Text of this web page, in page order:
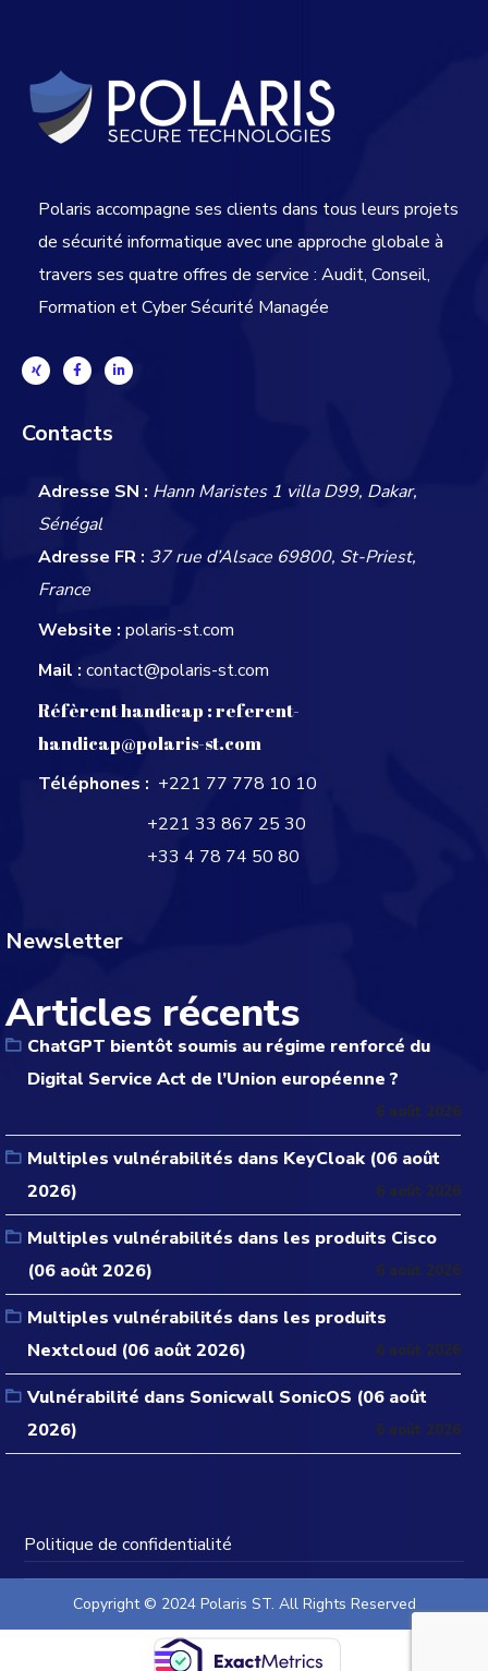
Polaris accompagne ses clients dans tous leurs projets
de sécurité informatique avec une approche globale à
travers ses quatre offres de service : Audit, Conseil,
Formation et Cyber Sécurité Managée
Contacts
Adresse SN : Hann Maristes 1 villa D99, Dakar,
Sénégal
Adresse FR : 37 rue d’Alsace 69800, St-Priest,
France
Website : polaris-st.com
Mail : contact@polaris-st.com
Réfèrent handicap :referent-
handicap@polaris-st.com
Téléphones : +221 77 778 10 10
+221 33 867 25 30
+33 4 78 74 50 80
Newsletter
Articles récents
ChatGPT bientôt soumis au régime renforcé du
Digital Service Act de l’Union européenne ?
6 août 2026
Multiples vulnérabilités dans KeyCloak (06 août
2026)
6 août 2026
Multiples vulnérabilités dans les produits Cisco
(06 août 2026)
6 août 2026
Multiples vulnérabilités dans les produits
Nextcloud (06 août 2026)
6 août 2026
Vulnérabilité dans Sonicwall SonicOS (06 août
2026)
6 août 2026
Politique de confidentialité
Copyright © 2024 Polaris ST. All Rights Reserved